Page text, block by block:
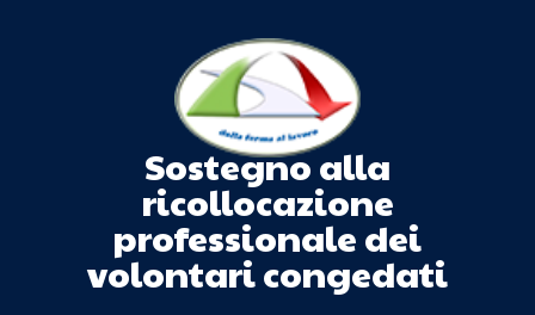
Sostegno alla
ricollocazione
professionale dei
volontari congedati